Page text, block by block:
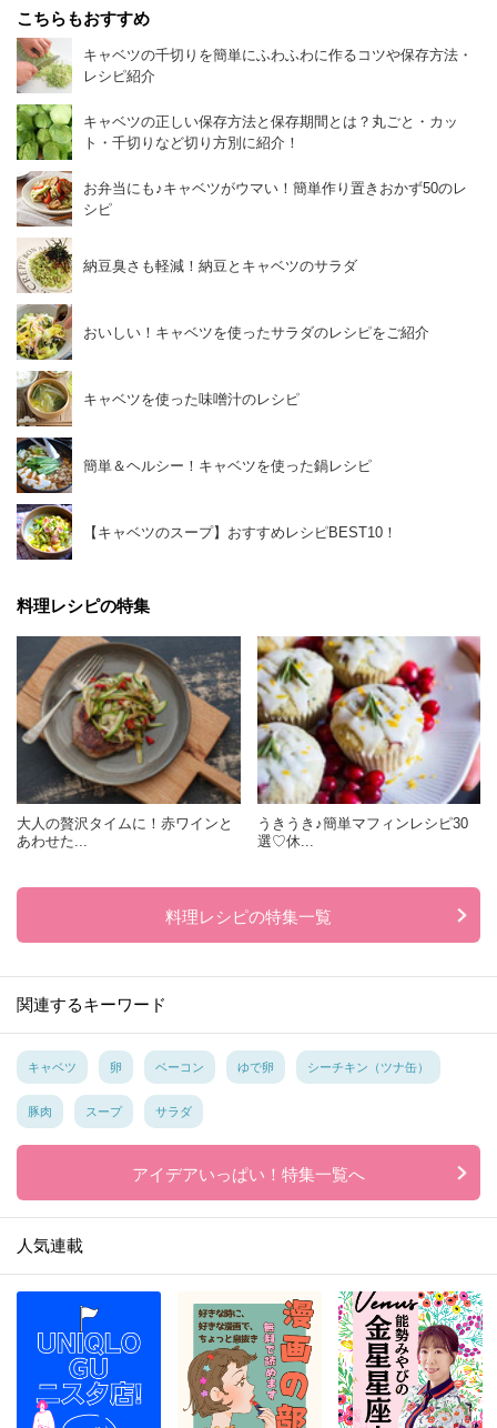
こちらもおすすめ
キャベツの千切りを簡単にふわふわに作るコツや保存方法・
レシピ紹介
キャベツの正しい保存方法と保存期間とは？丸ごと・カッ
ト・千切りなど切り方別に紹介！
お弁当にも♪キャベツがウマい！簡単作り置きおかず50のレ
シピ
納豆臭さも軽減！納豆とキャベツのサラダ
おいしい！キャベツを使ったサラダのレシピをご紹介
キャベツを使った味噌汁のレシピ
簡単＆ヘルシー！キャベツを使った鍋レシピ
【キャベツのスープ】おすすめレシピBEST10！
料理レシピの特集
大人の贅沢タイムに！赤ワインと
あわせた...
うきうき♪簡単マフィンレシピ30
選♡休...
料理レシピの特集一覧
関連するキーワード
キャベツ 卵 ベーコン ゆで卵 シーチキン（ツナ缶）
豚肉 スープ サラダ
アイデアいっぱい！特集一覧へ
人気連載